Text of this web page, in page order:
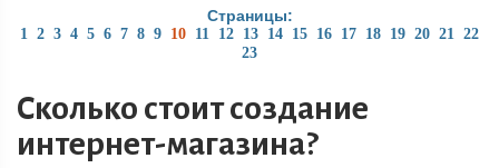
Страницы:
1 2 3 4 5 6 7 8 9 10 11 12 13 14 15 16 17 18 19 20 21 22
23
Сколько стоит создание
интернет-магазина?